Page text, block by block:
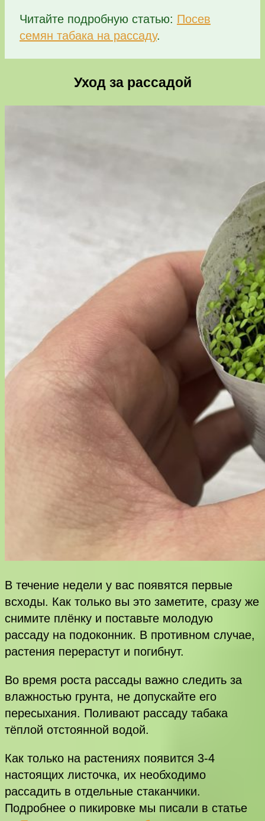
Читайте подробную статью: Посев
семян табака на рассаду.
Уход за рассадой
В течение недели у вас появятся первые
всходы. Как только вы это заметите, сразу же
снимите плёнку и поставьте молодую
рассаду на подоконник. В противном случае,
растения перерастут и погибнут.
Во время роста рассады важно следить за
влажностью грунта, не допускайте его
пересыхания. Поливают рассаду табака
тёплой отстоянной водой.
Как только на растениях появится 3-4
настоящих листочка, их необходимо
рассадить в отдельные стаканчики.
Подробнее о пикировке мы писали в статье